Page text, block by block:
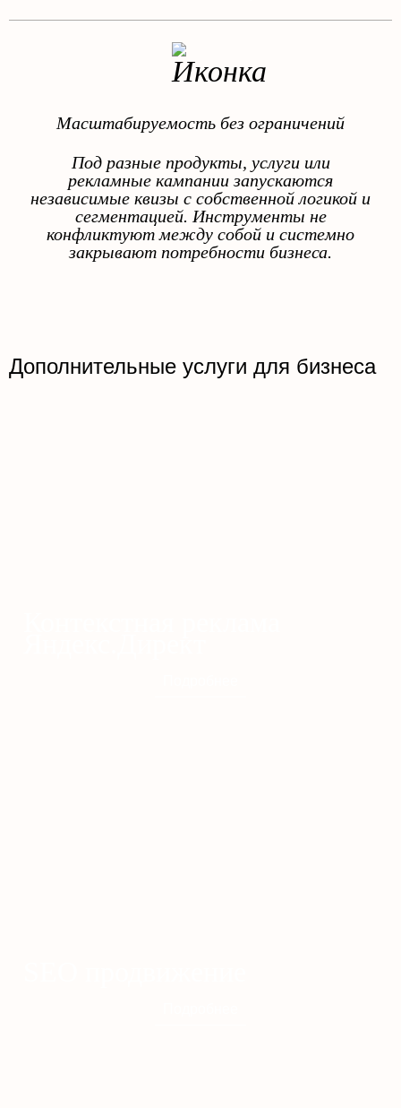
Масштабируемость без ограничений
Под разные продукты, услуги или
рекламные кампании запускаются
независимые квизы с собственной логикой и
сегментацией. Инструменты не
конфликтуют между собой и системно
закрывают потребности бизнеса.
Дополнительные услуги для бизнеса